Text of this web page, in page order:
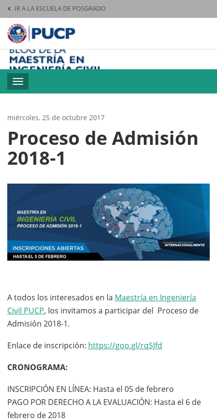
IR A LA ESCUELA DE POSGRADO
Pontificia
Toggle
navigation
miércoles, 25 de octubre 2017
Proceso de Admisión
2018-1
A todos los interesados en la Maestría en Ingeniería
Civil PUCP, los invitamos a participar del Proceso de
Admisión 2018-1.
Enlace de inscripción: https://goo.gl/rqSJfd
CRONOGRAMA:
INSCRIPCIÓN EN LÍNEA: Hasta el 05 de febrero
PAGO POR DERECHO A LA EVALUACIÓN: Hasta el 6 de
febrero de 2018